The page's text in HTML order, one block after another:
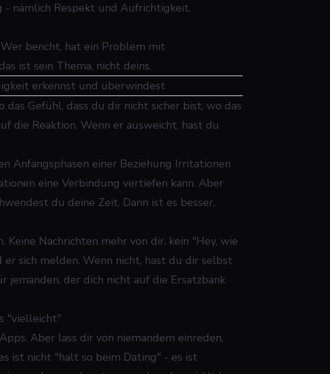
- nämlich Respekt und Aufrichtigkeit.
bencht, hat ein Problem mit
ist sein Thema, nicht deins.
erkennst und überwindest
das Gefühl, dass du dir nicht sicher bist, wo das
die Reaktion. Wenn er ausweicht, hast du
Anfangsphasen einer Beziehung Irritationen
eine Verbindung vertiefen kann. Aber
du deine Zeit. Dann ist es besser,
Keine Nachrichten mehr von dir, kein "Hey, wie
sich melden. Wenn nicht, hast du dir selbst
jemanden, der dich nicht auf die Ersatzbank
"vielleicht"
Aber lass dir von niemandem einreden,
ist nicht "halt so beim Dating" - es ist